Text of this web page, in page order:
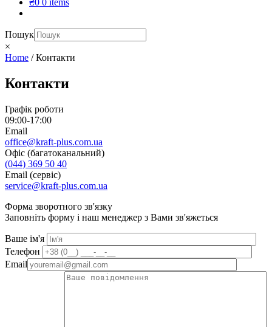
₴0 0 items
Пошук
×
Home /Контакти
Контакти
Графік роботи
09:00-17:00
Email
office@kraft-plus.com.ua
Офіс (багатоканальний)
(044) 369 50 40
Email (сервіс)
service@kraft-plus.com.ua
Форма зворотного зв'язку
Заповніть форму і наш менеджер з Вами зв'яжеться
Ваше ім'я
Телефон
Email